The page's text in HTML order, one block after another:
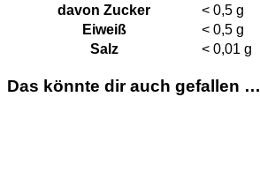
davon Zucker < 0,5 g
Eiweiß
< 0,5 g
Salz
< 0,01 g
Das könnte dir auch gefallen …